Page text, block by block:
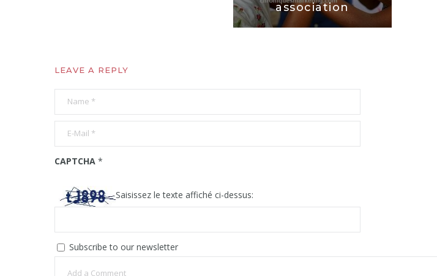
association
LEAVE A REPLY
CAPTCHA *
Saisissez le texte affiché ci-dessus:
Subscribe to our newsletter